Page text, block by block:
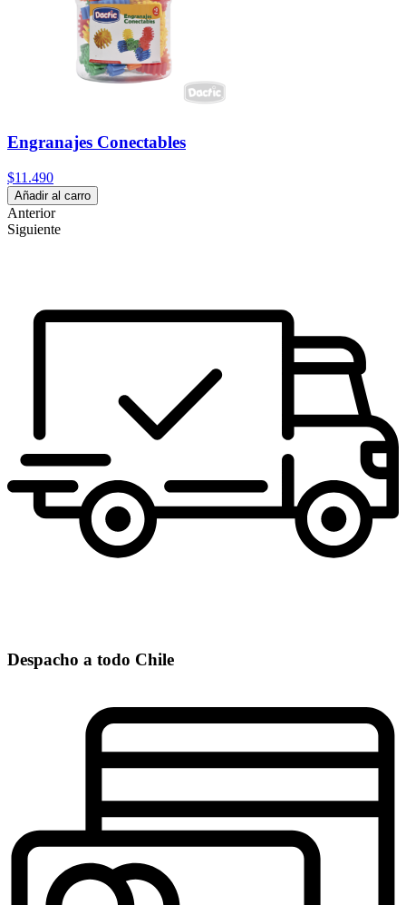
Engranajes Conectables
$11.490
Añadir al carro
Anterior
Siguiente
Despacho a todo Chile